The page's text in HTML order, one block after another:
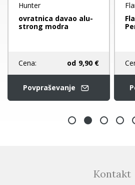
Hunter
ovratnica davao alu-
strong modra
Cena: od 9,90 €
Povpraševanje
Kontakt